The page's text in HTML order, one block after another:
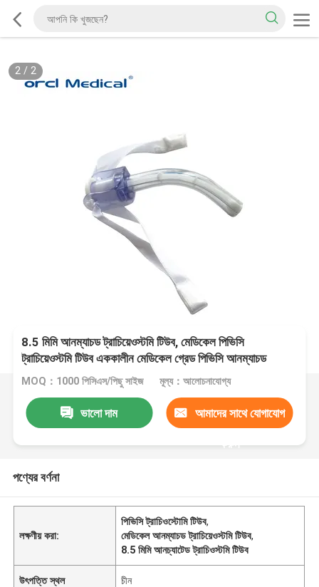
2/ 2
8.5 মিমি আনম্যাচড ট্রাচিয়েওস্টমি টিউব, মেডিকেল পিভিসি
ট্রাচিয়েওস্টমি টিউব এককালীন মেডিকেল গ্রেড পিভিসি আনম্যাচড
ট্রাচিয়েওস্টমি টিউব ট্রেডার
MOQ：1000 পিসিএস/পিছু সাইজ মূল্য：আলোচনাযোগ্য
ভালো দাম আমাদের সাথে যোগাযোগ
করুন
পণ্যের বর্ণনা
লক্ষণীয় করা:
পিভিসি ট্রাচিওস্টোমি টিউব,
মেডিকেল আনম্যাচড ট্রাচিয়েওস্টমি টিউব,
8.5 মিমি আনচ্যাটেড ট্রাচিওস্টমি টিউব
উৎপত্তি স্থল চীন